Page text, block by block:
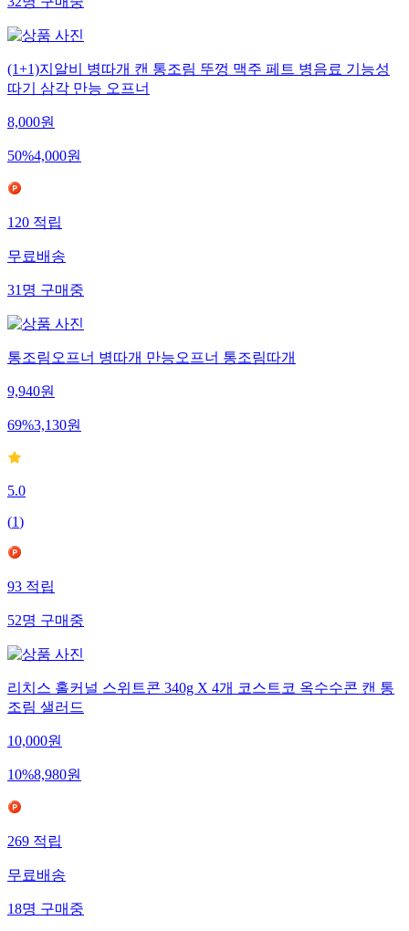
(1+1)지알비 병따개 캔 통조림 뚜껑 맥주 페트 병음료 기능성
따기 삼각 만능 오프너
8,000원
50%4,000원
120 적립
무료배송
31 명 구매중
통조림오프너 병따개 만능오프너 통조림따개
9,940원
69%3,130원
5.0
(1)
93 적립
52명 구매중
리치스 홀커널 스위트콘 340g X 4개 코스트코 옥수수콘 캔 통
조림 샐러드
10,000원
10%8,980원
269 적립
무료배송
18명 구매중